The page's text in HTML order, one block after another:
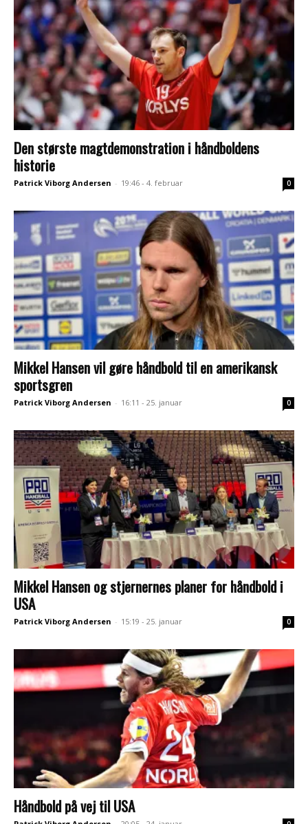
Den største magtdemonstration i håndboldens
historie
Patrick Viborg Andersen - 19:46 - 4. februar 0
Mikkel Hansen vil gøre håndbold til en amerikansk
sportsgren
Patrick Viborg Andersen - 16:11 - 25. januar 0
Mikkel Hansen og stjernernes planer for håndbold i
USA
Patrick Viborg Andersen - 15:19 - 25. januar 0
Håndbold på vej til USA